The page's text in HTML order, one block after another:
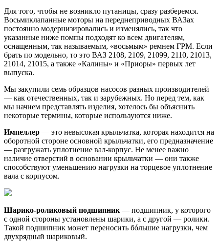
Для того, чтобы не возникло путаницы, сразу разберемся.
Восьмиклапанные моторы на переднеприводных ВАЗах
постоянно модернизировались и изменялись, так что
указанные ниже помпы подходят ко всем двигателям,
оснащенным, так называемым, «восьмым» ремнем ГРМ. Если
брать по модельно, то это ВАЗ 2108, 2109, 21099, 2110, 21013,
21014, 21015, а также «Калины» и «Приоры» первых лет
выпуска.
Мы закупили семь образцов насосов разных производителей
— как отечественных, так и зарубежных. Но перед тем, как
мы начнем представлять изделия, хотелось бы объяснить
некоторые термины, которые используются ниже.
Импеллер — это невысокая крыльчатка, которая находится на
оборотной стороне основной крыльчатки, его предназначение
— разгружать уплотнение вал-корпус. Не менее важно
наличие отверстий в основании крыльчатки — они также
способствуют уменьшению нагрузки на торцевое уплотнение
вала с корпусом.
Шарико-роликовый подшипник — подшипник, у которого
с одной стороны установлены шарики, а с другой — ролики.
Такой подшипник может переносить бóльшие нагрузки, чем
двухрядный шариковый.